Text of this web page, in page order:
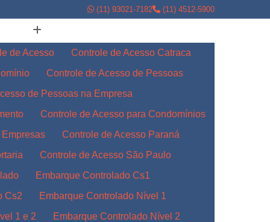
(11) 93021-7182 (11) 4512-5900
de Acesso
Controle de Acesso Catraca
Controle de Acesso de Pessoas
de Pessoas na Empresa
Controle de Acesso para Condomínios
Controle de Acesso Paraná
Controle de Acesso São Paulo
Embarque Controlado Cs1
Cs2
Embarque Controlado Nível 1
1 e 2
Embarque Controlado Nível 2